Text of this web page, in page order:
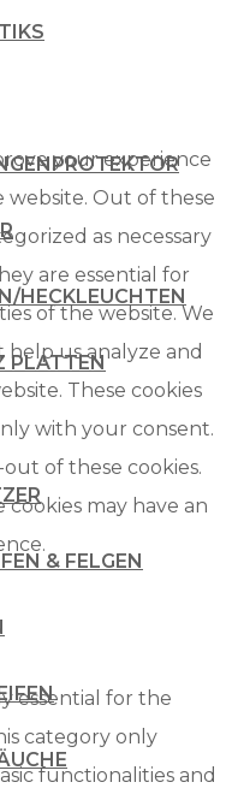
HECKLEUCHTEN
PLATTEN
& FELGEN
your experience
Out of these
as necessary
are essential for
of the website. We
us analyze and
These cookies
with your consent.
of these cookies.
may have an
essential for the
category only
functionalities and